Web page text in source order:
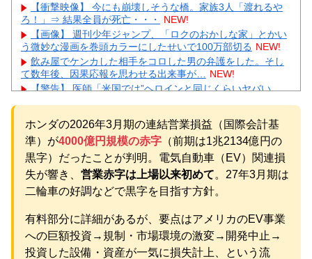
【衝撃映像】 今にも崩壊しそうな橋。家族3人「渡れるや
ろ！」⇒ 結果全員が死亡・・・
NEW!
【画像】 週刊少年ジャンプ、「ロクのおかしな家」とかい
う微妙な漫画を巻頭カラーにしたせいで100万部切る NEW!
飲み屋でケンカした相手をコロした男の弁護をした。そし
て数年後、因果応報を思わせる出来事が…
NEW!
【警告】 医師「米国では”ヘロインと同じくらいヤバい
【緊急】 今の若者に急増している『コレ』依存、めちゃく
ちゃ深刻な模様w w w w w w w w w w NEW!
【物議】辻希美、中2息子の荷造り全代行→ガル民「駄目男
製造」大激論ｗｗｗ NEW!
【衝撃】佐藤佳奈アナ電撃結婚→お相手はレインボー池
田、まさかの退社理由にｗｗｗ
元AKB社長、22億円申告漏れ 乃木坂46運営会社の株式を
パチンコ京楽産業に譲渡【ノース・リバー】【窪田康志】
元AKB社長、22億円申告漏れ 乃木坂46運営会社の株式を
パチンコ京楽産業に譲渡【ノース・リバー】【窪田康志】
ホンダの2026年3月期の連結営業損益（国際会計基
準）が4000億円規模の赤字 （前期は1兆2134億円の
黒字）だったことが判明。電気自動車（EV）関連損
失が響き、 営業赤字は上場以来初めて。27年3月期は
二輪車の好調などで黒字を目指す方針。
有料部分に詳細があるが、要点はアメリカのEV事業
への巨額投資→規制・市場環境の激変→開発中止→
投資した設備・資産が一気に損失計上、という流